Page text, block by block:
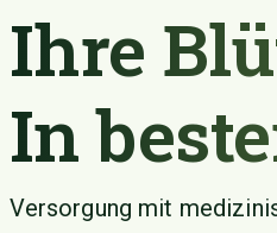
Ihre
In
Versorgung mit